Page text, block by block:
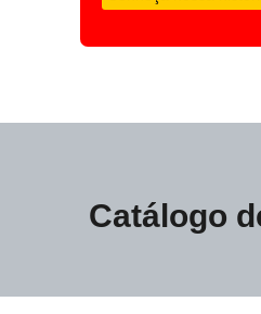
Catálogo